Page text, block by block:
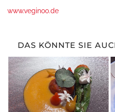
www.veginoo.de
DAS KÖNNTE SIE